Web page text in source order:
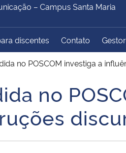
do
Desenvolvimento Regional
União
Geral da União Banco
– Campus Santa Maria
discentes Contato
no POSCOM investiga a
no